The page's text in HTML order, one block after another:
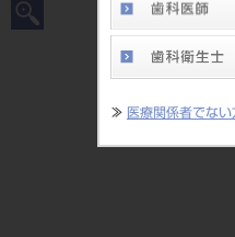
≫ 医療関係者でな